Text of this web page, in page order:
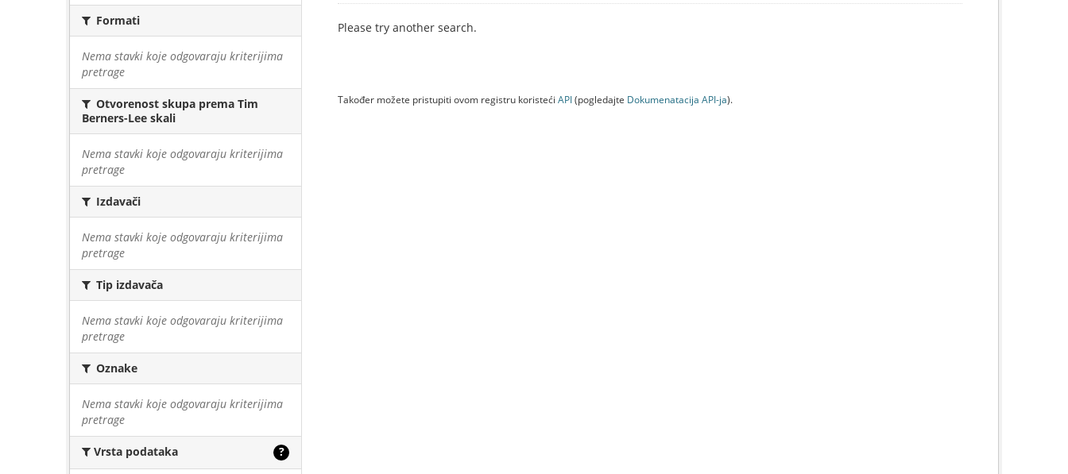
Formati
Nema stavki koje odgovaraju kriterijima
pretrage
Otvorenost skupa prema Tim
Berners-Lee skali
Nema stavki koje odgovaraju kriterijima
pretrage
Izdavači
Nema stavki koje odgovaraju kriterijima
pretrage
Tip izdavača
Nema stavki koje odgovaraju kriterijima
pretrage
Oznake
Nema stavki koje odgovaraju kriterijima
pretrage
Vrsta podataka ?
Please try another search.
Također možete pristupiti ovom registru koristeći API(pogledajte Dokumenаtаcijа API-jа).